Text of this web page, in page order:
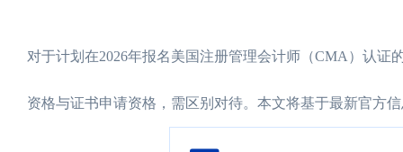
对于计划在2026年报名美国注册管理会计师（CMA）认
资格与证书申请资格，需区别对待。本文将基于最新官方